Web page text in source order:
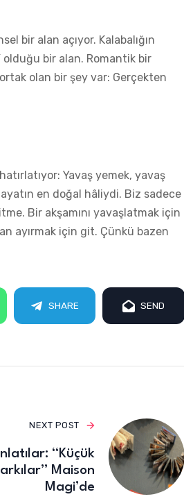
bir alan açıyor. Kalabalığın
bir alan. Romantik bir
olan bir şey var: Gerçekten
Yavaş yemek, yavaş
en doğal hâliydi. Biz sadece
Bir akşamını yavaşlatmak için
ayırmak için git. Çünkü bazen
SHARE SEND
NEXT POST
“Küçük
Maison
Magi’de